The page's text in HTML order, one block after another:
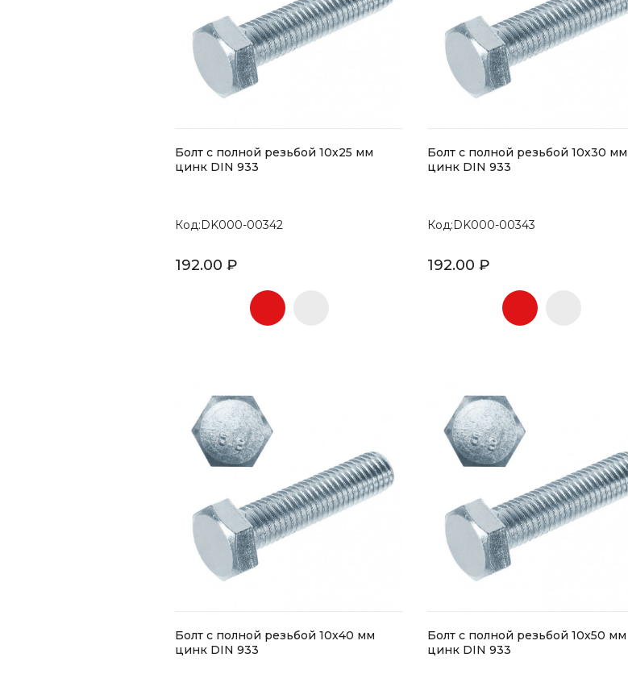
Болт с полной резьбой 10х25 мм
цинк DIN 933
Код:DK000-00342
192.00 ₽
Болт с полной резьбой 10х30 мм
цинк DIN 933
Код:DK000-00343
192.00 ₽
Болт с полной резьбой 10х40 мм
цинк DIN 933
Болт с полной резьбой 10х50 мм
цинк DIN 933